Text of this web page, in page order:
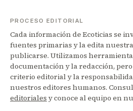
PROCESO EDITORIAL
Cada información de Ecoticias se
fuentes primarias y la edita
publicarse. Utilizamos
documentación y la redacción,
criterio editorial y la
nuestros editores humanos.
editoriales y conoce al equipo en